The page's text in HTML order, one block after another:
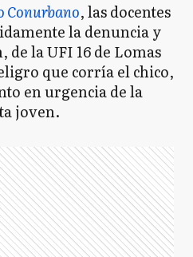
Conurbano, las docentes
la denuncia y
de la UFI 16 de Lomas
que corría el chico,
en urgencia de la
joven.